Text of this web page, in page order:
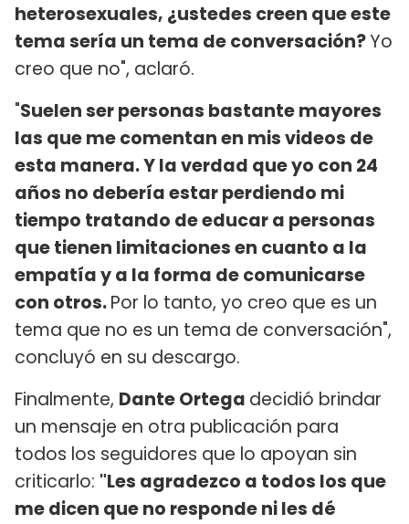
heterosexuales, ¿ustedes creen que este
tema sería un tema de conversación?Yo
creo que no", aclaró.
"Suelen ser personas bastante mayores
las que me comentan en mis videos de
esta manera. Y la verdad que yo con 24
años no debería estar perdiendo mi
tiempo tratando de educar a personas
que tienen limitaciones en cuanto a la
empatía y a la forma de comunicarse
con otros.Por lo tanto, yo creo que es un
tema que no es un tema de conversación",
concluyó en su descargo.
Finalmente, Dante Ortega decidió brindar
un mensaje en otra publicación para
todos los seguidores que lo apoyan sin
criticarlo: "Les agradezco a todos los que
me dicen que no responde ni les dé